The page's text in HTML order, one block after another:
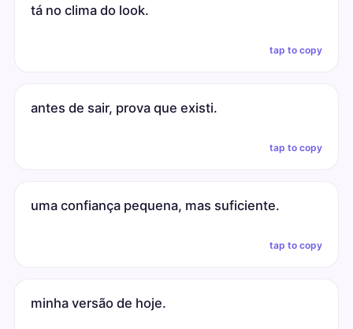
tá no clima do look.
tap to copy
antes de sair, prova que existi.
tap to copy
uma confiança pequena, mas suficiente.
tap to copy
minha versão de hoje.